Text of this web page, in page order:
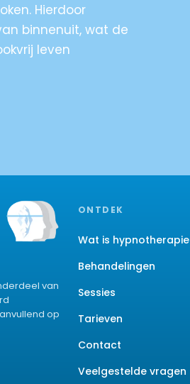
Hierdoor
binnenuit, wat de
leven
van
op
ONTDEK
Wat is hypnotherapie
Behandelingen
Sessies
Tarieven
Contact
Veelgestelde vragen